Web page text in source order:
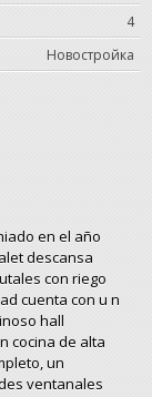
4
Новостройка
en el año
descansa
con riego
cuenta con u n
hall
cocina de alta
un
ventanales